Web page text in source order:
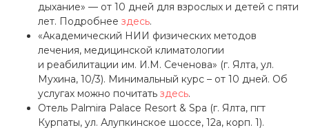
дыхание» — от 10 дней для взрослых и детей с пяти
лет. Подробнее здесь.
«Академический НИИ физических методов
лечения, медицинской климатологии
и реабилитации им. И.М. Сеченова» (г. Ялта, ул.
Мухина, 10/3). Минимальный курс – от 10 дней. Об
услугах можно почитать здесь.
Отель Palmira Palace Resort & Spa (г. Ялта, пгт
Курпаты, ул. Алупкинское шоссе, 12а, корп. 1).